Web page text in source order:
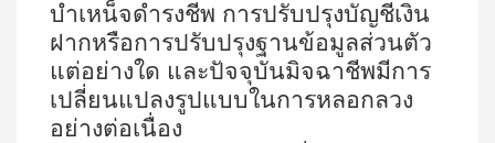
บำเหน็จดำรงชีพ การปรับปรุงบัญชีเงิน
ฝากหรือการปรับปรุงฐานข้อมูลส่วนตัว
แต่อย่างใด และปัจจุบันมิจฉาชีพมีการ
เปลี่ยนแปลงรูปแบบในการหลอกลวง
อย่างต่อเนื่อง